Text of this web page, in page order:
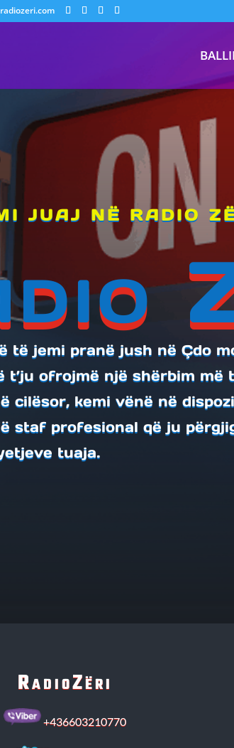
JUAJ NË RADIO
të jemi pranë jush në Çdo
t’ju ofrojmë një shërbim më
cilësor, kemi vënë në
staf profesional që ju
tuaja.
RadioZëri
+436603210770